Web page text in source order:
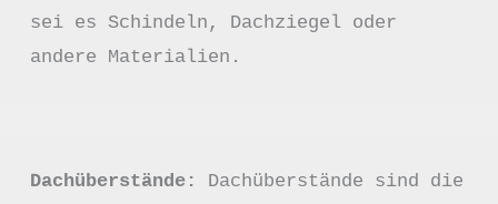
sei es Schindeln, Dachziegel oder
Dachüberstände:
Dachüberstände sind die